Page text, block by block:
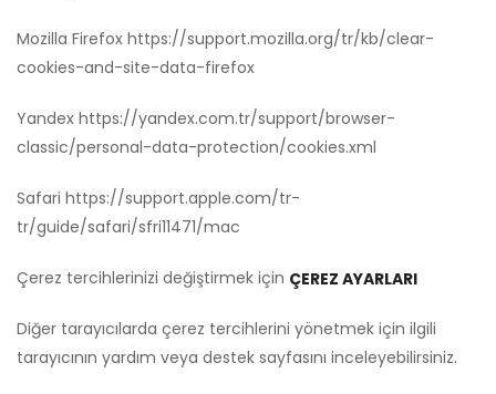
Mozilla Firefox https://support.mozilla.org/tr/kb/clear-
cookies-and-site-data-firefox
Yandex https://yandex.com.tr/support/browser-
classic/personal-data-protection/cookies.xml
Safari https://support.apple.com/tr-
tr/guide/safari/sfri11471/mac
Çerez tercihlerinizi değiştirmek için ÇEREZ AYARLARI
Diğer tarayıcılarda çerez tercihlerini yönetmek için ilgili
tarayıcının yardım veya destek sayfasını inceleyebilirsiniz.